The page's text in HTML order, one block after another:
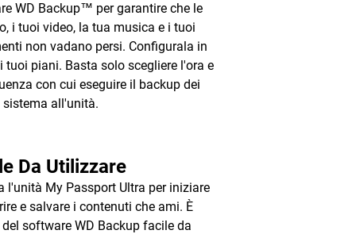
WD Backup™ per garantire che le
i tuoi video, la tua musica e i tuoi
non vadano persi. Configurala in
tuoi piani. Basta solo scegliere l'ora e
con cui eseguire il backup dei
sistema all'unità.
Da Utilizzare
l'unità My Passport Ultra per iniziare
e salvare i contenuti che ami. È
software WD Backup facile da